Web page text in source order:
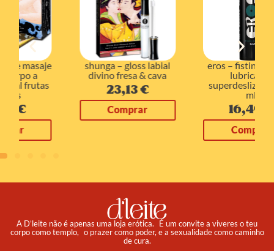
shunga – gloss labial
divino fresa & cava
eros – fisting anal gel
superdeslizante 200
A D’leite não é apenas uma loja erótica. É um convite a viveres o teu
corpo como templo, o prazer como poder, e a sexualidade como caminho
de cura.